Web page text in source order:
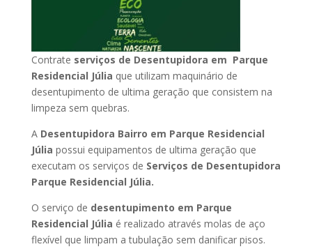
Contrate serviços de Desentupidora em Parque
Residencial Júlia que utilizam maquinário de
desentupimento de ultima geração que consistem na
limpeza sem quebras.
A Desentupidora Bairro em Parque Residencial
Júlia possui equipamentos de ultima geração que
executam os serviços de Serviços de Desentupidora
Parque Residencial Júlia.
O serviço de desentupimento em Parque
Residencial Júlia é realizado através molas de aço
flexível que limpam a tubulação sem danificar pisos.